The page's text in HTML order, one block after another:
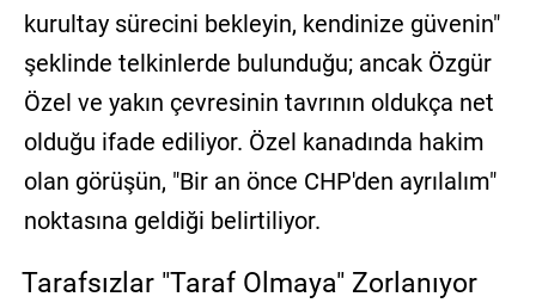
kurultay sürecini bekleyin, kendinize güvenin"
şeklinde telkinlerde bulunduğu; ancak Özgür
Özel ve yakın çevresinin tavrının oldukça net
olduğu ifade ediliyor. Özel kanadında hakim
olan görüşün, "Bir an önce CHP'den ayrılalım"
noktasına geldiği belirtiliyor.
Tarafsızlar "Taraf Olmaya" Zorlanıyor